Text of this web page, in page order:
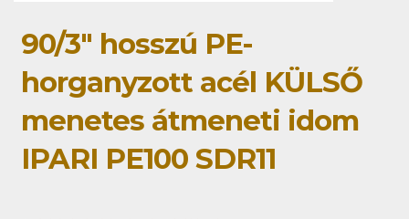
90/3" hosszú PE-
horganyzott acél KÜLSŐ
menetes átmeneti idom
IPARI PE100 SDR11